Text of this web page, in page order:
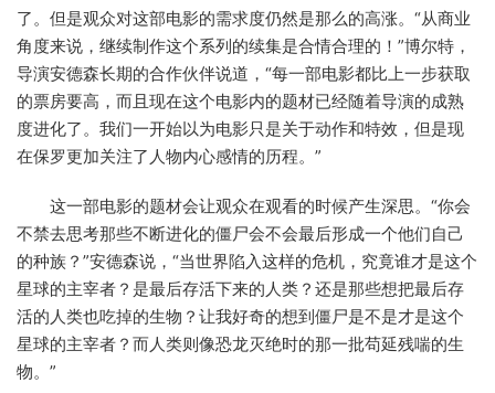
了。但是观众对这部电影的需求度仍然是那么的高涨。“从商业
角度来说，继续制作这个系列的续集是合情合理的！”博尔特，
导演安德森长期的合作伙伴说道，“每一部电影都比上一步获取
的票房要高，而且现在这个电影内的题材已经随着导演的成熟
度进化了。我们一开始以为电影只是关于动作和特效，但是现
在保罗更加关注了人物内心感情的历程。”
这一部电影的题材会让观众在观看的时候产生深思。“你会
不禁去思考那些不断进化的僵尸会不会最后形成一个他们自己
的种族？”安德森说，“当世界陷入这样的危机，究竟谁才是这个
星球的主宰者？是最后存活下来的人类？还是那些想把最后存
活的人类也吃掉的生物？让我好奇的想到僵尸是不是才是这个
星球的主宰者？而人类则像恐龙灭绝时的那一批苟延残喘的生
物。”